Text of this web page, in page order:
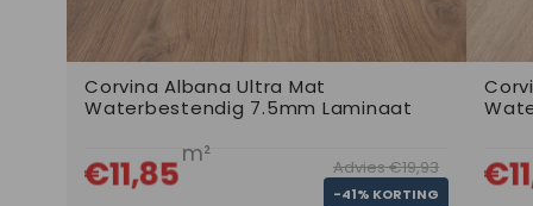
Corvina Albana Ultra Mat
Waterbestendig 7.5mm Laminaat
€11,85m² Advies €19,93
-41% KORTING